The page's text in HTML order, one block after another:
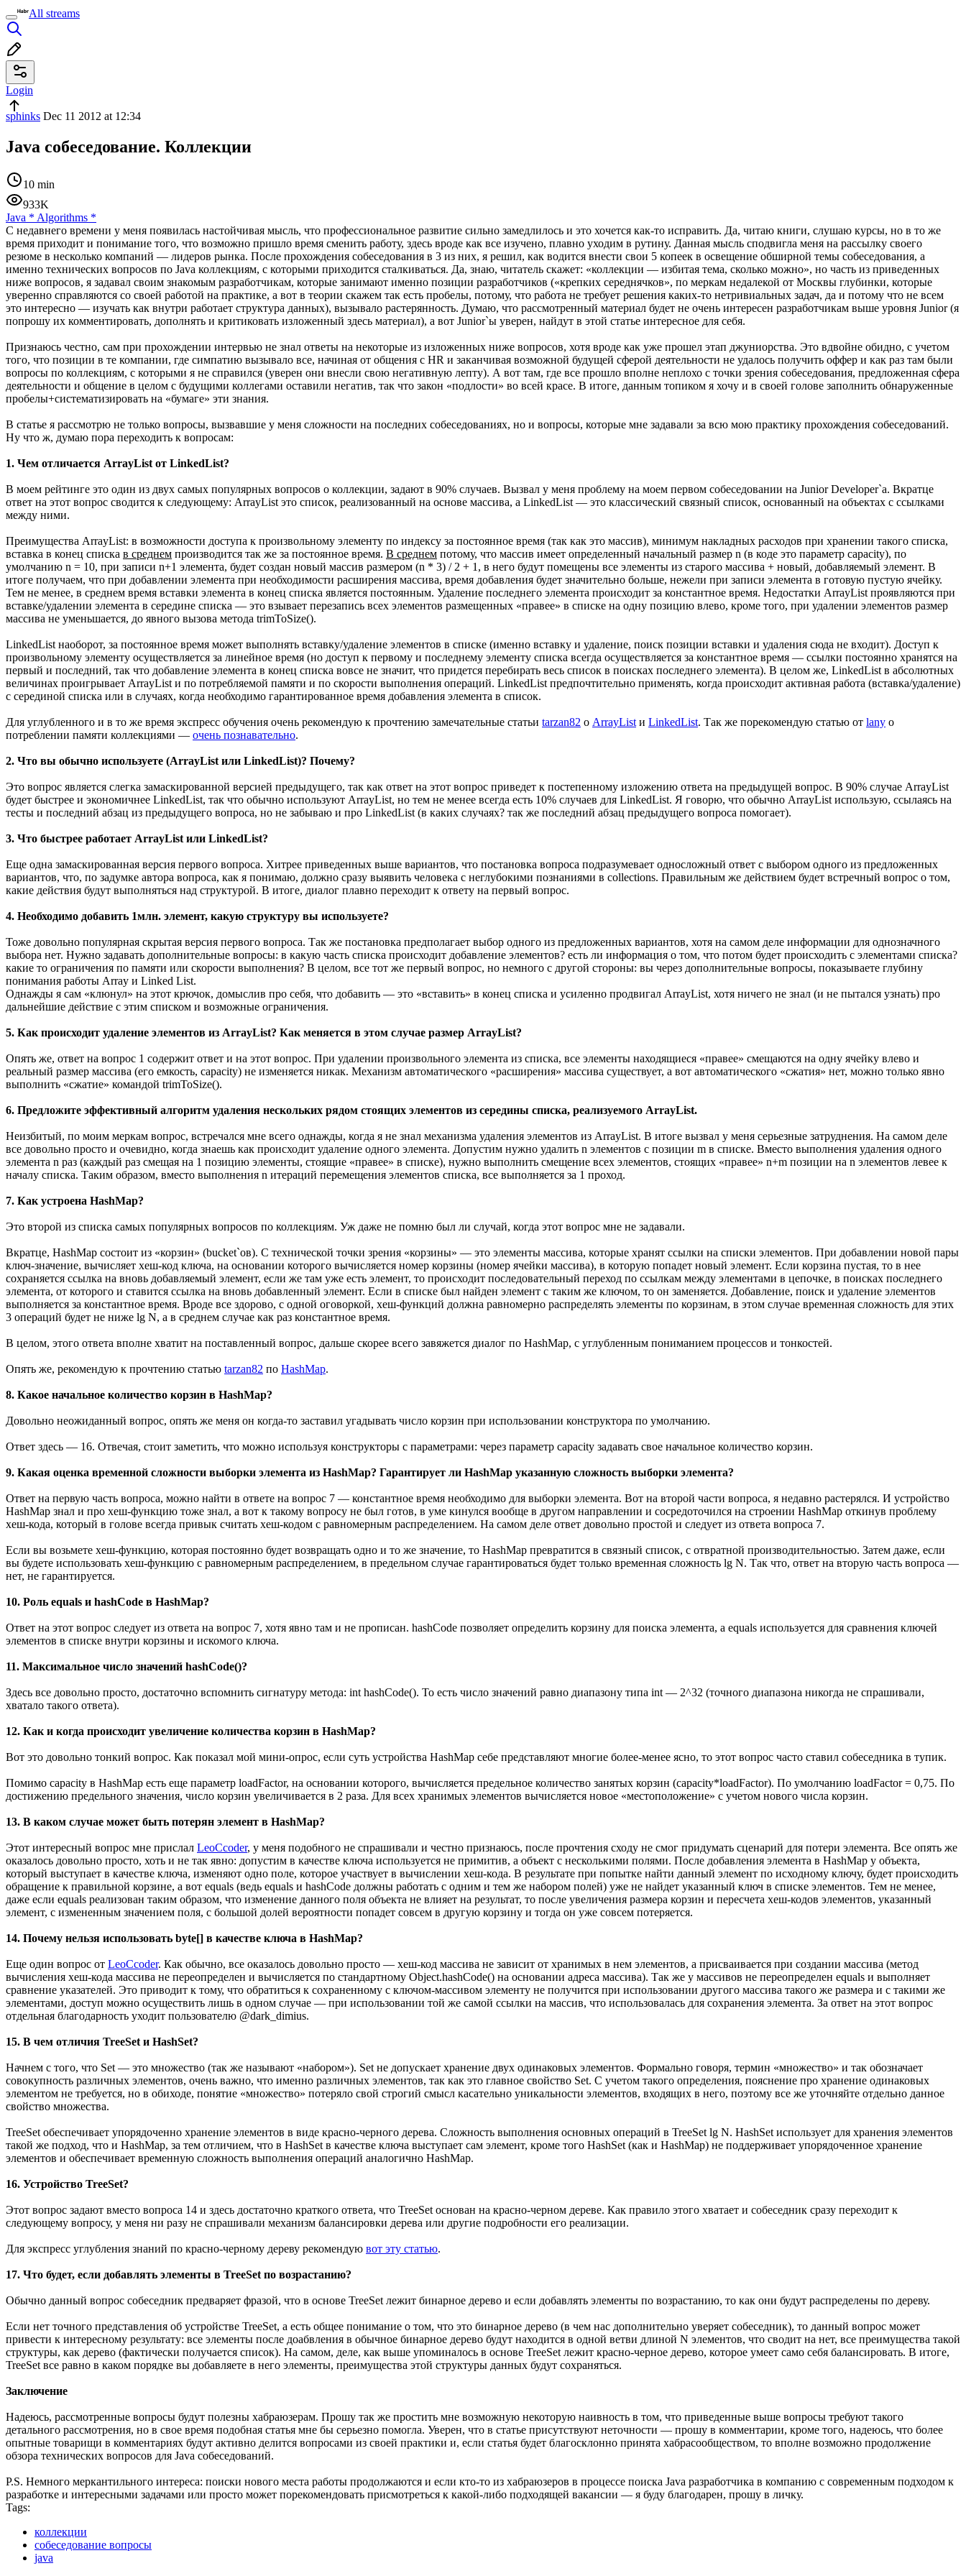
All streams
Login
sphinks Dec 11 2012 at 12:34
Java собеседование. Коллекции
10 min
933K
Java * Algorithms *
С недавнего времени у меня появилась настойчивая мысль, что профессиональное развитие сильно замедлилось и это хочется как-то исправить. Да, читаю книги, слушаю курсы, но в то же
время приходит и понимание того, что возможно пришло время сменить работу, здесь вроде как все изучено, плавно уходим в рутину. Данная мысль сподвигла меня на рассылку своего
резюме в несколько компаний — лидеров рынка. После прохождения собеседования в 3 из них, я решил, как водится внести свои 5 копеек в освещение обширной темы собеседования, а
именно технических вопросов по Java коллекциям, с которыми приходится сталкиваться. Да, знаю, читатель скажет: «коллекции — избитая тема, сколько можно», но часть из приведенных
ниже вопросов, я задавал своим знакомым разработчикам, которые занимают именно позиции разработчиков («крепких середнячков», по меркам недалекой от Москвы глубинки, которые
уверенно справляются со своей работой на практике, а вот в теории скажем так есть пробелы, потому, что работа не требует решения каких-то нетривиальных задач, да и потому что не всем
это интересно — изучать как внутри работает структура данных), вызывало растерянность. Думаю, что рассмотренный материал будет не очень интересен разработчикам выше уровня Junior (я
попрошу их комментировать, дополнять и критиковать изложенный здесь материал), а вот Junior`ы уверен, найдут в этой статье интересное для себя.
Признаюсь честно, сам при прохождении интервью не знал ответы на некоторые из изложенных ниже вопросов, хотя вроде как уже прошел этап джуниорства. Это вдвойне обидно, с учетом
того, что позиции в те компании, где симпатию вызывало все, начиная от общения с HR и заканчивая возможной будущей сферой деятельности не удалось получить оффер и как раз там были
вопросы по коллекциям, с которыми я не справился (уверен они внесли свою негативную лепту). А вот там, где все прошло вполне неплохо с точки зрения собеседования, предложенная сфера
деятельности и общение в целом с будущими коллегами оставили негатив, так что закон «подлости» во всей красе. В итоге, данным топиком я хочу и в своей голове заполнить обнаруженные
пробелы+систематизировать на «бумаге» эти знания.
В статье я рассмотрю не только вопросы, вызвавшие у меня сложности на последних собеседованиях, но и вопросы, которые мне задавали за всю мою практику прохождения собеседований.
Ну что ж, думаю пора переходить к вопросам:
1. Чем отличается ArrayList от LinkedList?
В моем рейтинге это один из двух самых популярных вопросов о коллекции, задают в 90% случаев. Вызвал у меня проблему на моем первом собеседовании на Junior Developer`а. Вкратце
ответ на этот вопрос сводится к следующему: ArrayList это список, реализованный на основе массива, а LinkedList — это классический связный список, основанный на объектах с ссылками
между ними.
Преимущества ArrayList: в возможности доступа к произвольному элементу по индексу за постоянное время (так как это массив), минимум накладных расходов при хранении такого списка,
вставка в конец списка в среднем производится так же за постоянное время. В среднем потому, что массив имеет определенный начальный размер n (в коде это параметр capacity), по
умолчанию n = 10, при записи n+1 элемента, будет создан новый массив размером (n * 3) / 2 + 1, в него будут помещены все элементы из старого массива + новый, добавляемый элемент. В
итоге получаем, что при добавлении элемента при необходимости расширения массива, время добавления будет значительно больше, нежели при записи элемента в готовую пустую ячейку.
Тем не менее, в среднем время вставки элемента в конец списка является постоянным. Удаление последнего элемента происходит за константное время. Недостатки ArrayList проявляются при
вставке/удалении элемента в середине списка — это взывает перезапись всех элементов размещенных «правее» в списке на одну позицию влево, кроме того, при удалении элементов размер
массива не уменьшается, до явного вызова метода trimToSize().
LinkedList наоборот, за постоянное время может выполнять вставку/удаление элементов в списке (именно вставку и удаление, поиск позиции вставки и удаления сюда не входит). Доступ к
произвольному элементу осуществляется за линейное время (но доступ к первому и последнему элементу списка всегда осуществляется за константное время — ссылки постоянно хранятся на
первый и последний, так что добавление элемента в конец списка вовсе не значит, что придется перебирать весь список в поисках последнего элемента). В целом же, LinkedList в абсолютных
величинах проигрывает ArrayList и по потребляемой памяти и по скорости выполнения операций. LinkedList предпочтительно применять, когда происходит активная работа (вставка/удаление)
с серединой списка или в случаях, когда необходимо гарантированное время добавления элемента в список.
Для углубленного и в то же время экспресс обучения очень рекомендую к прочтению замечательные статьи tarzan82 о ArrayList и LinkedList. Так же порекомендую статью от lany о
потреблении памяти коллекциями — очень познавательно.
2. Что вы обычно используете (ArrayList или LinkedList)? Почему?
Это вопрос является слегка замаскированной версией предыдущего, так как ответ на этот вопрос приведет к постепенному изложению ответа на предыдущей вопрос. В 90% случае ArrayList
будет быстрее и экономичнее LinkedList, так что обычно используют ArrayList, но тем не менее всегда есть 10% случаев для LinkedList. Я говорю, что обычно ArrayList использую, ссылаясь на
тесты и последний абзац из предыдущего вопроса, но не забываю и про LinkedList (в каких случаях? так же последний абзац предыдущего вопроса помогает).
3. Что быстрее работает ArrayList или LinkedList?
Еще одна замаскированная версия первого вопроса. Хитрее приведенных выше вариантов, что постановка вопроса подразумевает односложный ответ с выбором одного из предложенных
вариантов, что, по задумке автора вопроса, как я понимаю, должно сразу выявить человека с неглубокими познаниями в collections. Правильным же действием будет встречный вопрос о том,
какие действия будут выполняться над структурой. В итоге, диалог плавно переходит к ответу на первый вопрос.
4. Необходимо добавить 1млн. элемент, какую структуру вы используете?
Тоже довольно популярная скрытая версия первого вопроса. Так же постановка предполагает выбор одного из предложенных вариантов, хотя на самом деле информации для однозначного
выбора нет. Нужно задавать дополнительные вопросы: в какую часть списка происходит добавление элементов? есть ли информация о том, что потом будет происходить с элементами списка?
какие то ограничения по памяти или скорости выполнения? В целом, все тот же первый вопрос, но немного с другой стороны: вы через дополнительные вопросы, показываете глубину
понимания работы Array и Linked List.
Однажды я сам «клюнул» на этот крючок, домыслив про себя, что добавить — это «вставить» в конец списка и усиленно продвигал ArrayList, хотя ничего не знал (и не пытался узнать) про
дальнейшие действие с этим списком и возможные ограничения.
5. Как происходит удаление элементов из ArrayList? Как меняется в этом случае размер ArrayList?
Опять же, ответ на вопрос 1 содержит ответ и на этот вопрос. При удалении произвольного элемента из списка, все элементы находящиеся «правее» смещаются на одну ячейку влево и
реальный размер массива (его емкость, capacity) не изменяется никак. Механизм автоматического «расширения» массива существует, а вот автоматического «сжатия» нет, можно только явно
выполнить «сжатие» командой trimToSize().
6. Предложите эффективный алгоритм удаления нескольких рядом стоящих элементов из середины списка, реализуемого ArrayList.
Неизбитый, по моим меркам вопрос, встречался мне всего однажды, когда я не знал механизма удаления элементов из ArrayList. В итоге вызвал у меня серьезные затруднения. На самом деле
все довольно просто и очевидно, когда знаешь как происходит удаление одного элемента. Допустим нужно удалить n элементов с позиции m в списке. Вместо выполнения удаления одного
элемента n раз (каждый раз смещая на 1 позицию элементы, стоящие «правее» в списке), нужно выполнить смещение всех элементов, стоящих «правее» n+m позиции на n элементов левее к
началу списка. Таким образом, вместо выполнения n итераций перемещения элементов списка, все выполняется за 1 проход.
7. Как устроена HashMap?
Это второй из списка самых популярных вопросов по коллекциям. Уж даже не помню был ли случай, когда этот вопрос мне не задавали.
Вкратце, HashMap состоит из «корзин» (bucket`ов). С технической точки зрения «корзины» — это элементы массива, которые хранят ссылки на списки элементов. При добавлении новой пары
ключ-значение, вычисляет хеш-код ключа, на основании которого вычисляется номер корзины (номер ячейки массива), в которую попадет новый элемент. Если корзина пустая, то в нее
сохраняется ссылка на вновь добавляемый элемент, если же там уже есть элемент, то происходит последовательный переход по ссылкам между элементами в цепочке, в поисках последнего
элемента, от которого и ставится ссылка на вновь добавленный элемент. Если в списке был найден элемент с таким же ключом, то он заменяется. Добавление, поиск и удаление элементов
выполняется за константное время. Вроде все здорово, с одной оговоркой, хеш-функций должна равномерно распределять элементы по корзинам, в этом случае временная сложность для этих
3 операций будет не ниже lg N, а в среднем случае как раз константное время.
В целом, этого ответа вполне хватит на поставленный вопрос, дальше скорее всего завяжется диалог по HashMap, с углубленным пониманием процессов и тонкостей.
Опять же, рекомендую к прочтению статью tarzan82 по HashMap.
8. Какое начальное количество корзин в HashMap?
Довольно неожиданный вопрос, опять же меня он когда-то заставил угадывать число корзин при использовании конструктора по умолчанию.
Ответ здесь — 16. Отвечая, стоит заметить, что можно используя конструкторы с параметрами: через параметр capacity задавать свое начальное количество корзин.
9. Какая оценка временной сложности выборки элемента из HashMap? Гарантирует ли HashMap указанную сложность выборки элемента?
Ответ на первую часть вопроса, можно найти в ответе на вопрос 7 — константное время необходимо для выборки элемента. Вот на второй части вопроса, я недавно растерялся. И устройство
HashMap знал и про хеш-функцию тоже знал, а вот к такому вопросу не был готов, в уме кинулся вообще в другом направлении и сосредоточился на строении HashMap откинув проблему
хеш-кода, который в голове всегда привык считать хеш-кодом с равномерным распределением. На самом деле ответ довольно простой и следует из ответа вопроса 7.
Если вы возьмете хеш-функцию, которая постоянно будет возвращать одно и то же значение, то HashMap превратится в связный список, с отвратной производительностью. Затем даже, если
вы будете использовать хеш-функцию с равномерным распределением, в предельном случае гарантироваться будет только временная сложность lg N. Так что, ответ на вторую часть вопроса —
нет, не гарантируется.
10. Роль equals и hashCode в HashMap?
Ответ на этот вопрос следует из ответа на вопрос 7, хотя явно там и не прописан. hashCode позволяет определить корзину для поиска элемента, а equals используется для сравнения ключей
элементов в списке внутри корзины и искомого ключа.
11. Максимальное число значений hashCode()?
Здесь все довольно просто, достаточно вспомнить сигнатуру метода: int hashCode(). То есть число значений равно диапазону типа int — 2^32 (точного диапазона никогда не спрашивали,
хватало такого ответа).
12. Как и когда происходит увеличение количества корзин в HashMap?
Вот это довольно тонкий вопрос. Как показал мой мини-опрос, если суть устройства HashMap себе представляют многие более-менее ясно, то этот вопрос часто ставил собеседника в тупик.
Помимо capacity в HashMap есть еще параметр loadFactor, на основании которого, вычисляется предельное количество занятых корзин (capacity*loadFactor). По умолчанию loadFactor = 0,75. По
достижению предельного значения, число корзин увеличивается в 2 раза. Для всех хранимых элементов вычисляется новое «местоположение» с учетом нового числа корзин.
13. В каком случае может быть потерян элемент в HashMap?
Этот интересный вопрос мне прислал LeoCcoder, у меня подобного не спрашивали и честно признаюсь, после прочтения сходу не смог придумать сценарий для потери элемента. Все опять же
оказалось довольно просто, хоть и не так явно: допустим в качестве ключа используется не примитив, а объект с несколькими полями. После добавления элемента в HashMap у объекта,
который выступает в качестве ключа, изменяют одно поле, которое участвует в вычислении хеш-кода. В результате при попытке найти данный элемент по исходному ключу, будет происходить
обращение к правильной корзине, а вот equals (ведь equals и hashCode должны работать с одним и тем же набором полей) уже не найдет указанный ключ в списке элементов. Тем не менее,
даже если equals реализован таким образом, что изменение данного поля объекта не влияет на результат, то после увеличения размера корзин и пересчета хеш-кодов элементов, указанный
элемент, с измененным значением поля, с большой долей вероятности попадет совсем в другую корзину и тогда он уже совсем потеряется.
14. Почему нельзя использовать byte[] в качестве ключа в HashMap?
Еще один вопрос от LeoCcoder. Как обычно, все оказалось довольно просто — хеш-код массива не зависит от хранимых в нем элементов, а присваивается при создании массива (метод
вычисления хеш-кода массива не переопределен и вычисляется по стандартному Object.hashCode() на основании адреса массива). Так же у массивов не переопределен equals и выполняет
сравнение указателей. Это приводит к тому, что обратиться к сохраненному с ключом-массивом элементу не получится при использовании другого массива такого же размера и с такими же
элементами, доступ можно осуществить лишь в одном случае — при использовании той же самой ссылки на массив, что использовалась для сохранения элемента. За ответ на этот вопрос
отдельная благодарность уходит пользователю @dark_dimius.
15. В чем отличия TreeSet и HashSet?
Начнем с того, что Set — это множество (так же называют «набором»). Set не допускает хранение двух одинаковых элементов. Формально говоря, термин «множество» и так обозначает
совокупность различных элементов, очень важно, что именно различных элементов, так как это главное свойство Set. С учетом такого определения, пояснение про хранение одинаковых
элементом не требуется, но в обиходе, понятие «множество» потеряло свой строгий смысл касательно уникальности элементов, входящих в него, поэтому все же уточняйте отдельно данное
свойство множества.
TreeSet обеспечивает упорядоченно хранение элементов в виде красно-черного дерева. Сложность выполнения основных операций в TreeSet lg N. HashSet использует для хранения элементов
такой же подход, что и HashMap, за тем отличием, что в HashSet в качестве ключа выступает сам элемент, кроме того HashSet (как и HashMap) не поддерживает упорядоченное хранение
элементов и обеспечивает временную сложность выполнения операций аналогично HashMap.
16. Устройство TreeSet?
Этот вопрос задают вместо вопроса 14 и здесь достаточно краткого ответа, что TreeSet основан на красно-черном дереве. Как правило этого хватает и собеседник сразу переходит к
следующему вопросу, у меня ни разу не спрашивали механизм балансировки дерева или другие подробности его реализации.
Для экспресс углубления знаний по красно-черному дереву рекомендую вот эту статью.
17. Что будет, если добавлять элементы в TreeSet по возрастанию?
Обычно данный вопрос собеседник предваряет фразой, что в основе TreeSet лежит бинарное дерево и если добавлять элементы по возрастанию, то как они будут распределены по дереву.
Если нет точного представления об устройстве TreeSet, а есть общее понимание о том, что это бинарное дерево (в чем нас дополнительно уверяет собеседник), то данный вопрос может
привести к интересному результату: все элементы после доабвления в обычное бинарное дерево будут находится в одной ветви длиной N элементов, что сводит на нет, все преимущества такой
структуры, как дерево (фактически получается список). На самом, деле, как выше упоминалось в основе TreeSet лежит красно-черное дерево, которое умеет само себя балансировать. В итоге,
TreeSet все равно в каком порядке вы добавляете в него элементы, преимущества этой структуры данных будут сохраняться.
Заключение
Надеюсь, рассмотренные вопросы будут полезны хабраюзерам. Прошу так же простить мне возможную некоторую наивность в том, что приведенные выше вопросы требуют такого
детального рассмотрения, но в свое время подобная статья мне бы серьезно помогла. Уверен, что в статье присутствуют неточности — прошу в комментарии, кроме того, надеюсь, что более
опытные товарищи в комментариях будут активно делится вопросами из своей практики и, если статья будет благосклонно принята хабрасообществом, то вполне возможно продолжение
обзора технических вопросов для Java собеседований.
P.S. Немного меркантильного интереса: поиски нового места работы продолжаются и если кто-то из хабраюзеров в процессе поиска Java разработчика в компанию с современным подходом к
разработке и интересными задачами или просто может порекомендовать присмотреться к какой-либо подходящей вакансии — я буду благодарен, прошу в личку.
Tags:
коллекции
собеседование вопросы
java